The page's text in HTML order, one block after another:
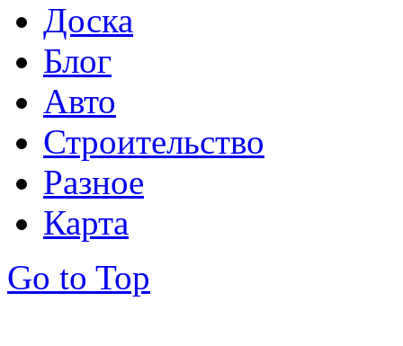
Доска
Блог
Авто
Строительство
Разное
Карта
Go to Top